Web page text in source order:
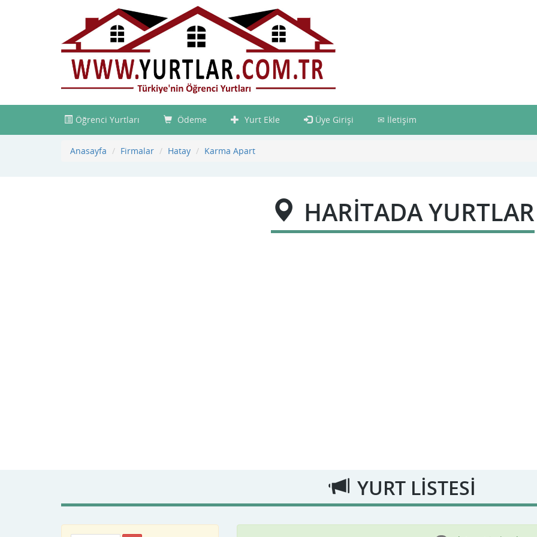
Öğrenci Yurtları Ödeme Yurt Ekle Üye Girişi İletişim
Anasayfa Firmalar Hatay Karma Apart
HARİTADA YURTLAR
YURT LİSTESİ